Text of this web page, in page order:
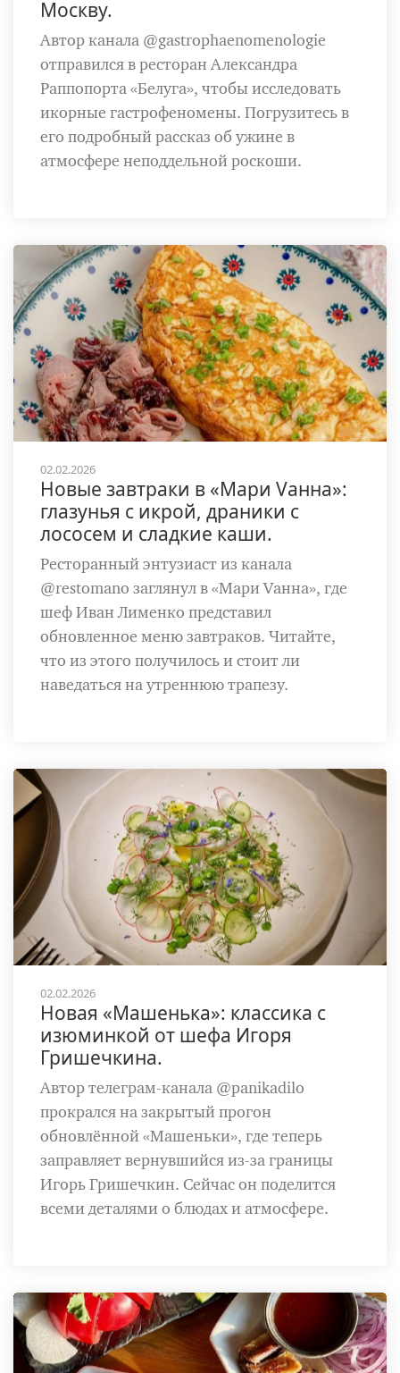
Москву.
Автор канала @gastrophaenomenologie
отправился в ресторан Александра
Раппопорта «Белуга», чтобы исследовать
икорные гастрофеномены. Погрузитесь в
его подробный рассказ об ужине в
атмосфере неподдельной роскоши.
02.02.2026
Новые завтраки в «Мари Vанна»:
глазунья с икрой, драники с
лососем и сладкие каши.
Ресторанный энтузиаст из канала
@restomano заглянул в «Мари Vанна», где
шеф Иван Лименко представил
обновленное меню завтраков. Читайте,
что из этого получилось и стоит ли
наведаться на утреннюю трапезу.
02.02.2026
Новая «Машенька»: классика с
изюминкой от шефа Игоря
Гришечкина.
Автор телеграм-канала @panikadilo
прокрался на закрытый прогон
обновлённой «Машеньки», где теперь
заправляет вернувшийся из-за границы
Игорь Гришечкин. Сейчас он поделится
всеми деталями о блюдах и атмосфере.